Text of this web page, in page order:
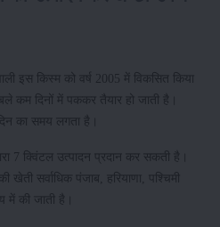
इस किस्म को वर्ष 2005 में विकसित किया
कम दिनों में पककर तैयार हो जाती है।
का समय लगता है।
7 क्विंटल उत्पादन प्रदान कर सकती है।
सर्वाधिक पंजाब, हरियाणा, पश्चिमी
में की जाती है।